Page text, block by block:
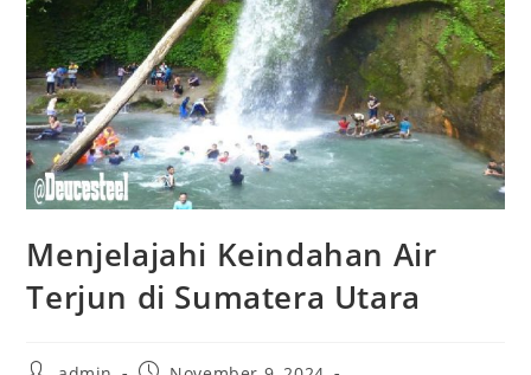
Menjelajahi Keindahan Air
Terjun di Sumatera Utara